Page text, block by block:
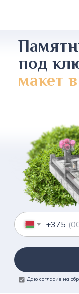
под
макет
+375
Даю согласие на